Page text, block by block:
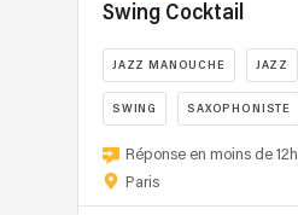
répertoire
:
Happy
de
Williams,
Rehab
de
de
des
années
60
jusqu'aux
tubes
contemporains.
Swing Cocktail
JAZZ MANOUCHE JAZZ
SWING SAXOPHONISTE
Swing
Cocktail,
Réponse en moins de 12h
Paris